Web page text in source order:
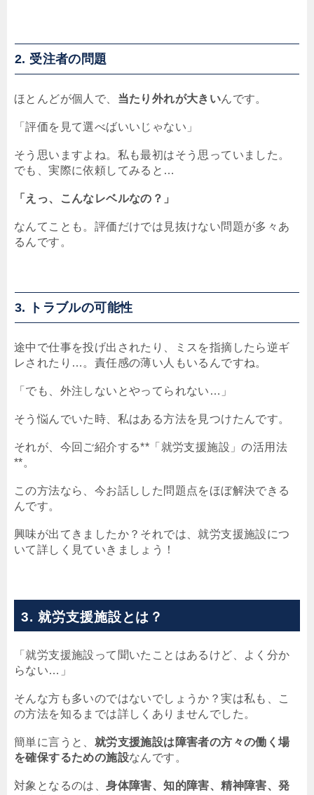
2. 受注者の問題
ほとんどが個人で、 当たり外れが大きいんです。
「評価を見て選べばいいじゃない」
そう思いますよね。私も最初はそう思っていました。
でも、実際に依頼してみると…
「えっ、こんなレベルなの？」
なんてことも。評価だけでは見抜けない問題が多々あ
るんです。
3. トラブルの可能性
途中で仕事を投げ出されたり、ミスを指摘したら逆ギ
レされたり…。責任感の薄い人もいるんですね。
「でも、外注しないとやってられない…」
そう悩んでいた時、私はある方法を見つけたんです。
それが、今回ご紹介する**「就労支援施設」の活用法
**。
この方法なら、今お話しした問題点をほぼ解決できる
んです。
興味が出てきましたか？それでは、就労支援施設につ
いて詳しく見ていきましょう！
3. 就労支援施設とは？
「就労支援施設って聞いたことはあるけど、よく分か
らない…」
そんな方も多いのではないでしょうか？実は私も、こ
の方法を知るまでは詳しくありませんでした。
簡単に言うと、 就労支援施設は障害者の方々の働く場
を確保するための施設なんです。
対象となるのは、身体障害、知的障害、精神障害、発